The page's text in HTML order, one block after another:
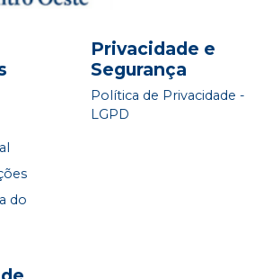
do
Privacidade e
Segurança
Política de Privacidade -
LGPD